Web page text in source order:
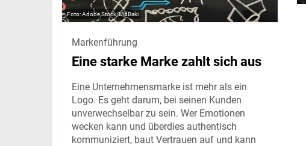
Adobe Stock/MdBaki
Markenführung
Eine starke Marke zahlt sich aus
Eine Unternehmensmarke ist mehr als ein
Logo. Es geht darum, bei seinen Kunden
unverwechselbar zu sein. Wer Emotionen
wecken kann und überdies authentisch
kommuniziert, baut Vertrauen auf und kann